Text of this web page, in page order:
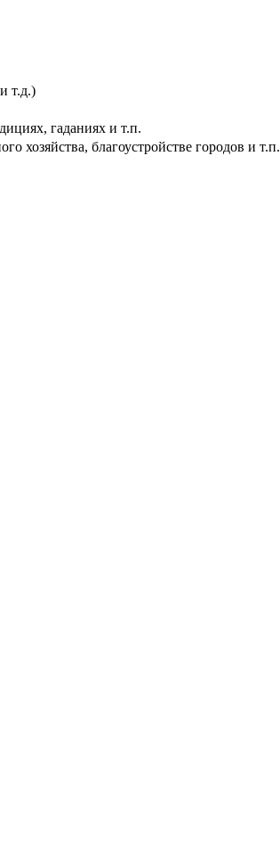
т.д.)
гаданиях и т.п.
хозяйства, благоустройстве городов и т.п.